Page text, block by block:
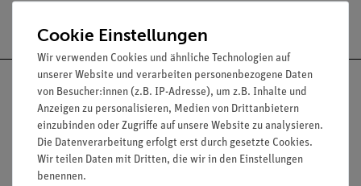
Nach oben
Cookie Einstellungen
Wir verwenden Cookies und ähnliche Technologien auf
unserer Website und verarbeiten personenbezogene Daten
von Besucher:innen (z.B. IP-Adresse), um z.B. Inhalte und
Anzeigen zu personalisieren, Medien von Drittanbietern
einzubinden oder Zugriffe auf unsere Website zu analysieren.
Die Datenverarbeitung erfolgt erst durch gesetzte Cookies.
Wir teilen Daten mit Dritten, die wir in den Einstellungen
benennen.